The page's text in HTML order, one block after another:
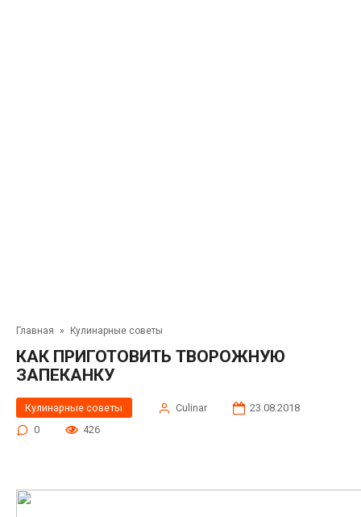
Главная » Кулинарные советы
КАК ПРИГОТОВИТЬ ТВОРОЖНУЮ
ЗАПЕКАНКУ
Кулинарные советы Сulinar
23.08.2018
0
426